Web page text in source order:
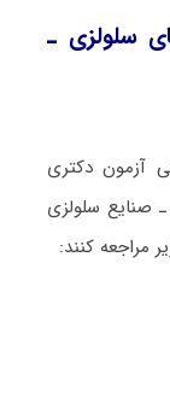
سلولزی ـ
آزمون دکتری
صنایع سلولزی
مراجعه کنند: